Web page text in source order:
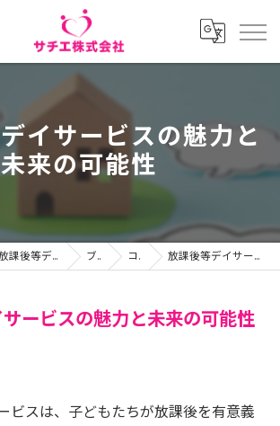
イサービスの魅力と
未来の可能性
東京都荒川区で放課後等デイサービスの求人ならサチエ株式会社 ブログ コラム 放課後等デイサービスの魅力と未来の可能性
ービスの魅力と未来の可能性
ビスは、子どもたちが放課後を有意義